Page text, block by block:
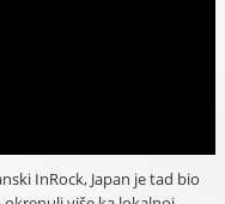
InRock, Japan je tad bio